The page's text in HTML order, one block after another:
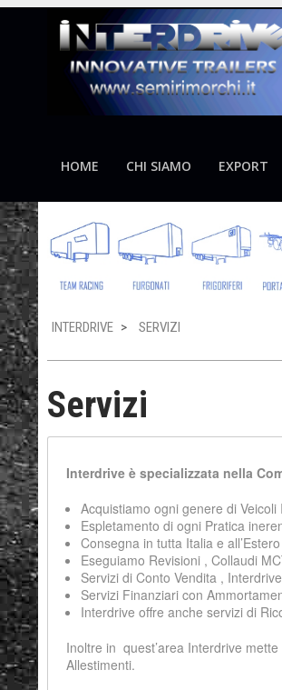
HOME CHI SIAMO EXPORT
INTERDRIVE > SERVIZI
Servizi
Interdrive è specializzata nella
Acquistiamo ogni genere di
Espletamento di ogni Pratica
Consegna in tutta Italia e
Eseguiamo Revisioni , Collaudi
Servizi di Conto Vendita ,
Servizi Finanziari con
Interdrive offre anche servizi di
Inoltre in quest’area Interdrive
Allestimenti.